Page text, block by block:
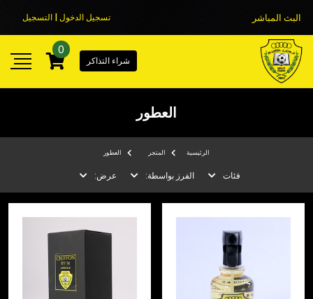
البث المباشر تسجيل الدخول | التسجيل
شراء التذاكر
0
العطور
الرئيسية المتجر العطور
فئات الفرز بواسطة: عرض: